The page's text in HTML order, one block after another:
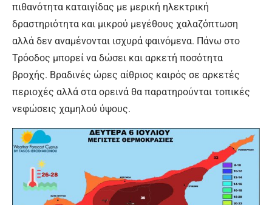
πιθανότητα καταιγίδας με μερική ηλεκτρική
δραστηριότητα και μικρού μεγέθους χαλαζόπτωση
αλλά δεν αναμένονται ισχυρά φαινόμενα. Πάνω στο
Τρόοδος μπορεί να δώσει και αρκετή ποσότητα
βροχής. Βραδινές ώρες αίθριος καιρός σε αρκετές
περιοχές αλλά στα ορεινά θα παρατηρούνται τοπικές
νεφώσεις χαμηλού ύψους.